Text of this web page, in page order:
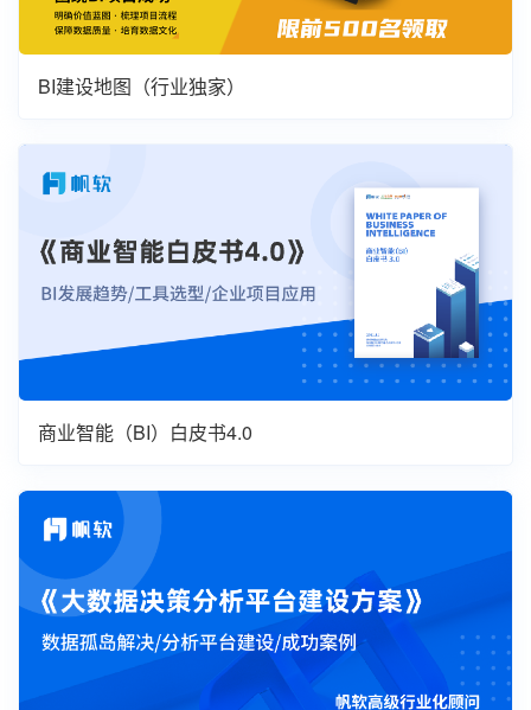
BI建设地图（行业独家）
商业智能（BI）白皮书4.0